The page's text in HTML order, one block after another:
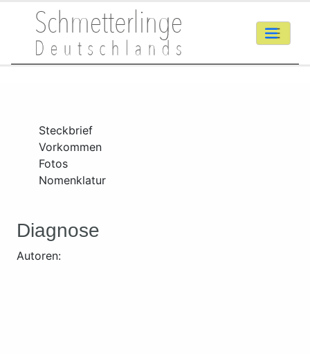
Steckbrief
Vorkommen
Fotos
Nomenklatur
Diagnose
Autoren: